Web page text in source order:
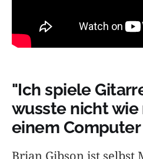
"Ich spiele
wusste nicht wie
einem